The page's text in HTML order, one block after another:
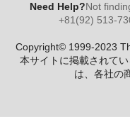
Need Help?Not
+81(92) 513-
Copyright© 1999-2023
本サイトに掲載されて
は、各社の